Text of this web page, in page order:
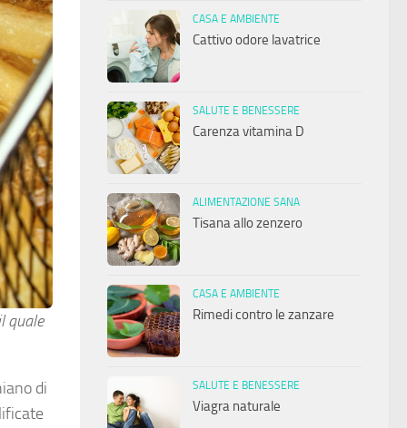
quale
di
CASA E AMBIENTE
Cattivo odore lavatrice
SALUTE E BENESSERE
Carenza vitamina D
ALIMENTAZIONE SANA
Tisana allo zenzero
CASA E AMBIENTE
Rimedi contro le zanzare
SALUTE E BENESSERE
Viagra naturale